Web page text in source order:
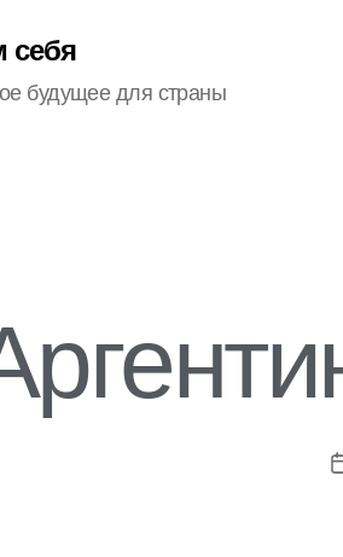
себя
будущее для страны